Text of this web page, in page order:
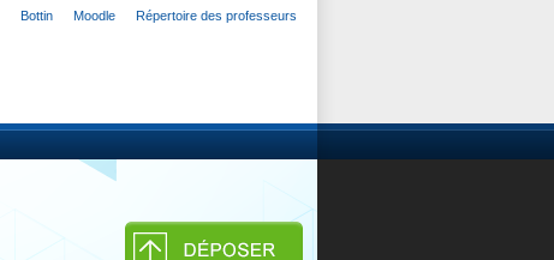
Bottin Moodle Répertoire des professeurs